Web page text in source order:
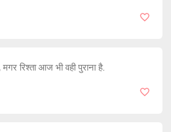
रिश्ता आज भी वही पुराना है.